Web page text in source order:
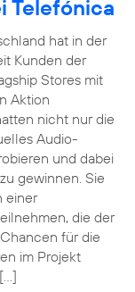
Telefónica
hat in der
Kunden der
Stores mit
Aktion
nicht nur die
Audio-
und dabei
gewinnen. Sie
einer
die der
für die
im Projekt